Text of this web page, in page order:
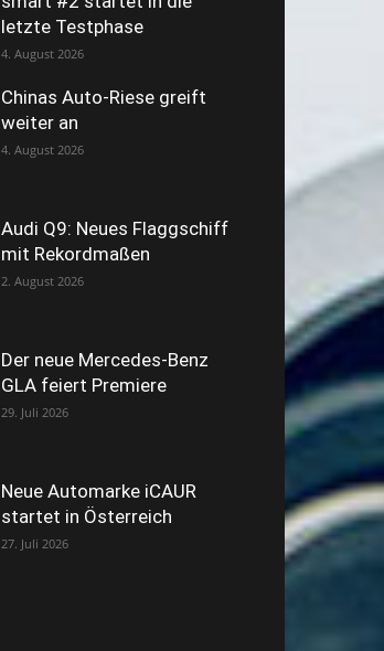
letzte Testphase
4. August 2026
Chinas Auto-Riese greift
weiter an
4. August 2026
Audi Q9: Neues Flaggschiff
mit Rekordmaßen
2. August 2026
Der neue Mercedes-Benz
GLA feiert Premiere
29. Juli 2026
Neue Automarke iCAUR
startet in Österreich
27. Juli 2026